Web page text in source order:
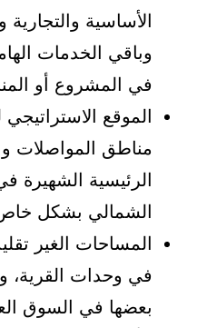
الأساسية والتجارية
وباقي الخدمات
في المشروع أو
الموقع
مناطق المواصلات
الرئيسية
الشمالي بشكل
المساحات الغير
في وحدات القرية،
بعضها في السوق